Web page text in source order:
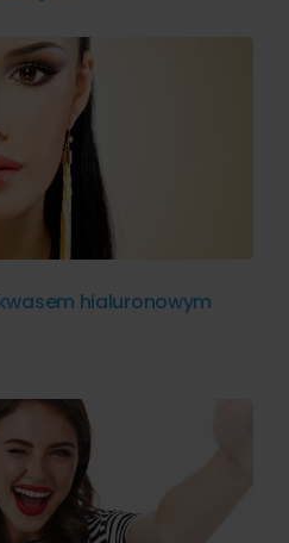
hialuronowym